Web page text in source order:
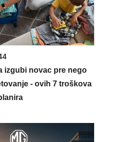
izgubi novac pre nego
- ovih 7 troškova